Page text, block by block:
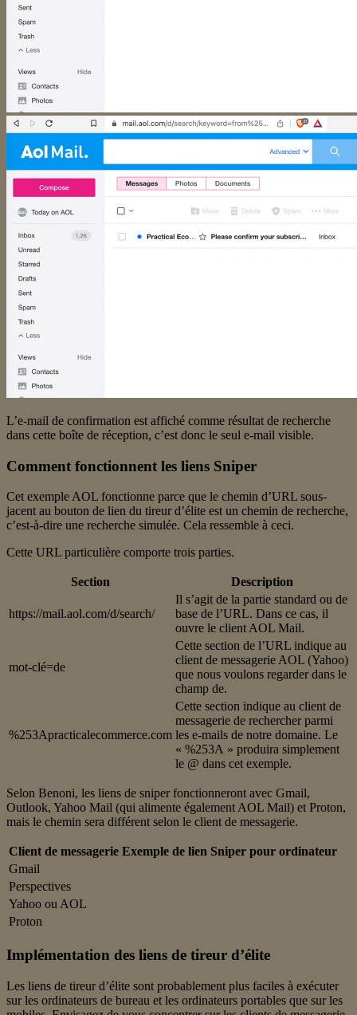
L’e-mail de confirmation est affiché comme résultat de recherche
dans cette boîte de réception, c’est donc le seul e-mail visible.
Comment fonctionnent les liens Sniper
Cet exemple AOL fonctionne parce que le chemin d’URL sous-
jacent au bouton de lien du tireur d’élite est un chemin de recherche,
c’est-à-dire une recherche simulée. Cela ressemble à ceci.
Cette URL particulière comporte trois parties.
Section Description
https://mail.aol.com/d/search/
Il s’agit de la partie standard ou de
base de l’URL. Dans ce cas, il
ouvre le client AOL Mail.
mot-clé=de
Cette section de l’URL indique au
client de messagerie AOL (Yahoo)
que nous voulons regarder dans le
champ de.
%253Apracticalecommerce.com
Cette section indique au client de
messagerie de rechercher parmi
les e-mails de notre domaine. Le
« %253A » produira simplement
le @ dans cet exemple.
Selon Benoni, les liens de sniper fonctionneront avec Gmail,
Outlook, Yahoo Mail (qui alimente également AOL Mail) et Proton,
mais le chemin sera différent selon le client de messagerie.
Client de messagerie Exemple de lien Sniper pour ordinateur
Gmail
Perspectives
Yahoo ou AOL
Proton
Implémentation des liens de tireur d’élite
Les liens de tireur d’élite sont probablement plus faciles à exécuter
sur les ordinateurs de bureau et les ordinateurs portables que sur les